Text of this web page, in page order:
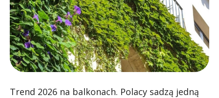
Trend 2026 na balkonach. Polacy sadzą jedną